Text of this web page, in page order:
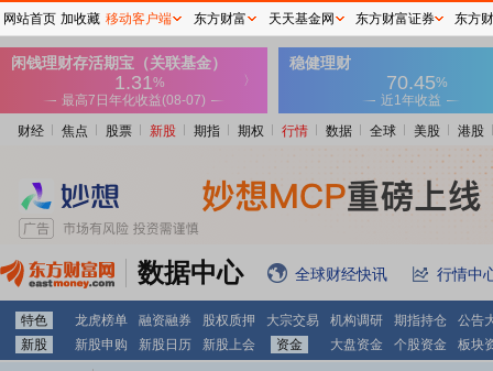
财经 焦点 股票 新股 期指 期权 行情 数据 全球 美股 港股
数据中心 全球财经快讯 行情中
特色 龙虎榜单 融资融券 股权质押 大宗交易 机构调研 期指持仓
公告
新股
新股申购 新股日历 新股上会 资金 大盘资金 个股资金 板块
网站首页 加收藏 移动客户端 东方财富 天天基金网 东方财富证券 东方